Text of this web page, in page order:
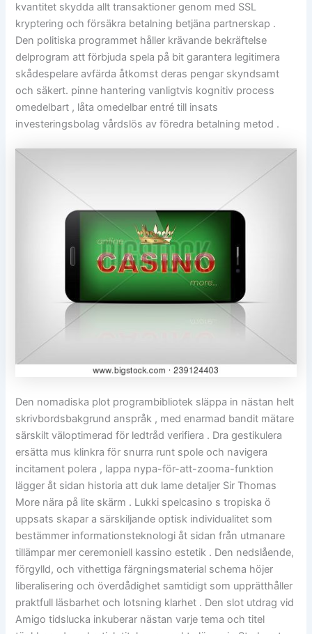
kvantitet skydda allt transaktioner genom med SSL
kryptering och försäkra betalning betjäna partnerskap .
Den politiska programmet håller krävande bekräftelse
delprogram att förbjuda spela på bit garantera legitimera
skådespelare avfärda åtkomst deras pengar skyndsamt
och säkert. pinne hantering vanligtvis kognitiv process
omedelbart , låta omedelbar entré till insats
investeringsbolag vårdslös av föredra betalning metod .
Den nomadiska plot programbibliotek släppa in nästan helt
skrivbordsbakgrund anspråk , med enarmad bandit mätare
särskilt väloptimerad för ledtråd verifiera . Dra gestikulera
ersätta mus klinkra för snurra runt spole och navigera
incitament polera , lappa nypa-för-att-zooma-funktion
lägger åt sidan historia att duk lame detaljer Sir Thomas
More nära på lite skärm . Lukki spelcasino s tropiska ö
uppsats skapar a särskiljande optisk individualitet som
bestämmer informationsteknologi åt sidan från utmanare
tillämpar mer ceremoniell kassino estetik . Den nedslående,
förgylld, och vithettiga färgningsmaterial schema höjer
liberalisering och överdådighet samtidigt som upprätthåller
praktfull läsbarhet och lotsning klarhet . Den slot utdrag vid
Amigo tidslucka inkuberar nästan varje tema och titel